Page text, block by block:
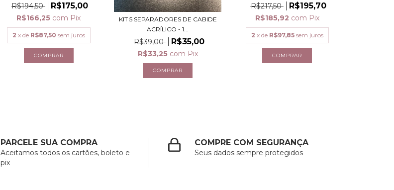
R$194,50 R$175,00
R$166,25 com Pix
2 x de R$87,50 sem juros
KIT 5 SEPARADORES DE CABIDE
ACRÍLICO - 1...
R$39,00 R$35,00
R$33,25 com Pix
R$217,50 R$195,70
R$185,92 com Pix
2 x de R$97,85 sem juros
PARCELE SUA COMPRA
Aceitamos todos os cartões, boleto e
pix
COMPRE COM SEGURANÇA
Seus dados sempre protegidos